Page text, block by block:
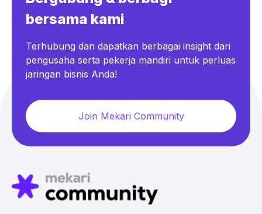
bersama kami
Terhubung dan dapatkan berbagai insight dari
pengusaha serta pekerja mandiri untuk perluas
jaringan bisnis Anda!
Join Mekari Community